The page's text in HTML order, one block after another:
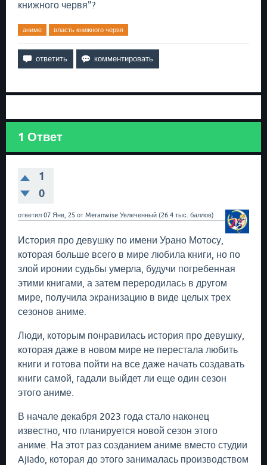
книжного червя"?
аниме власть книжного червя
1 Ответ
1
0
ответил 07 Янв, 25 от Meranwise Увлеченный (26.4 тыс. баллов)
История про девушку по имени Урано Мотосу,
которая больше всего в мире любила книги, но по
злой иронии судьбы умерла, будучи погребенная
этими книгами, а затем переродилась в другом
мире, получила экранизацию в виде целых трех
сезонов аниме.
Люди, которым понравилась история про девушку,
которая даже в новом мире не перестала любить
книги и готова пойти на все даже начать создавать
книги самой, гадали выйдет ли еще один сезон
этого аниме.
В начале декабря 2023 года стало наконец
известно, что планируется новой сезон этого
аниме. На этот раз созданием аниме вместо студии
Ajiado, которая до этого занималась производством